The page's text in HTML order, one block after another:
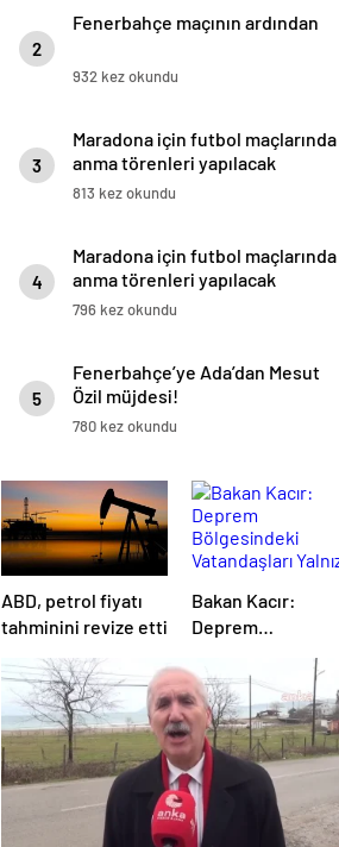
2
Fenerbahçe maçının ardından
932 kez okundu
3
Maradona için futbol maçlarında
anma törenleri yapılacak
813 kez okundu
4
Maradona için futbol maçlarında
anma törenleri yapılacak
796 kez okundu
5
Fenerbahçe’ye Ada’dan Mesut
Özil müjdesi!
780 kez okundu
ABD, petrol fiyatı
tahminini revize etti
Bakan Kacır:
Deprem
Vatandaşları Yalnız
Bırakmayacağız